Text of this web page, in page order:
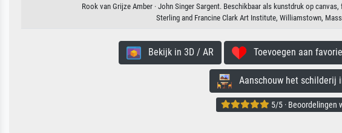
Rook van Grijze Amber · John Singer Sargent. Beschikbaar als kunstdruk op
Sterling and Francine Clark Art Institute, Williamstown,
Bekijk in 3D / AR Toevoegen aan
Aanschouw het schilderij
5/5 · Beoordelingen